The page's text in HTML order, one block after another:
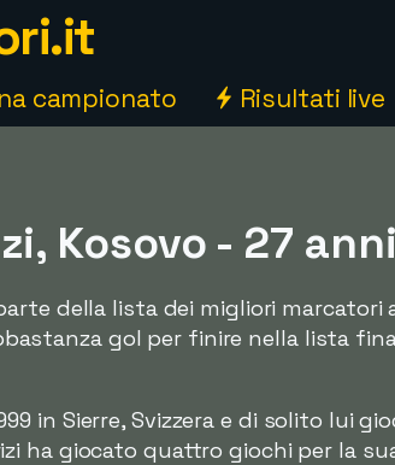
campionato Risultati live
Kosovo - 27 anni
della lista dei migliori marcatori
gol per finire nella lista
in Sierre, Svizzera e di solito lui
ha giocato quattro giochi per la